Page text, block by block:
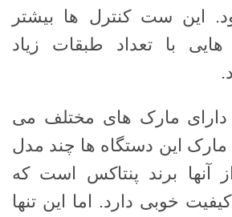
این ست کنترل ها بیشتر
با تعداد طبقات زیاد
دارای مارک های مختلف می
مارک این دستگاه ها چند مدل
آنها برند پنتاکس است که
کیفیت خوبی دارد. اما این تنها